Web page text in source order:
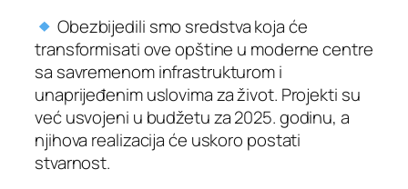
Obezbijedili smo sredstva koja će
transformisati ove opštine u moderne centre
sa savremenom infrastrukturom i
unaprijeđenim uslovima za život. Projekti su
već usvojeni u budžetu za 2025. godinu, a
njihova realizacija će uskoro postati
stvarnost.